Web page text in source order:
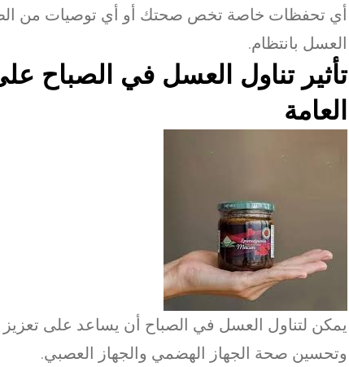
أي تحفظات خاصة تخص صحتك أو أي توصيات من
العسل بانتظام.
تأثير تناول العسل في الصباح
العامة
يمكن لتناول العسل في الصباح أن يساعد على تعزيز
وتحسين صحة الجهاز الهضمي والجهاز العصبي.